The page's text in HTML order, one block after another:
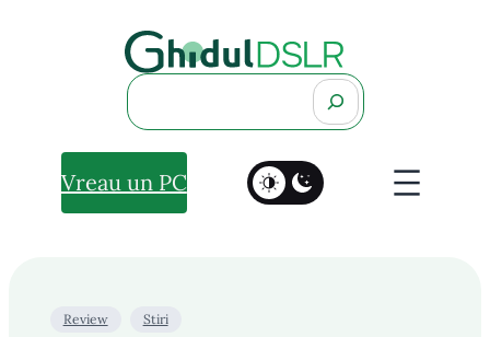
Search
Vreau un PC
Review Stiri